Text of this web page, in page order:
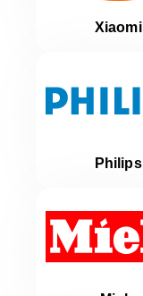
Xiaomi
Philips